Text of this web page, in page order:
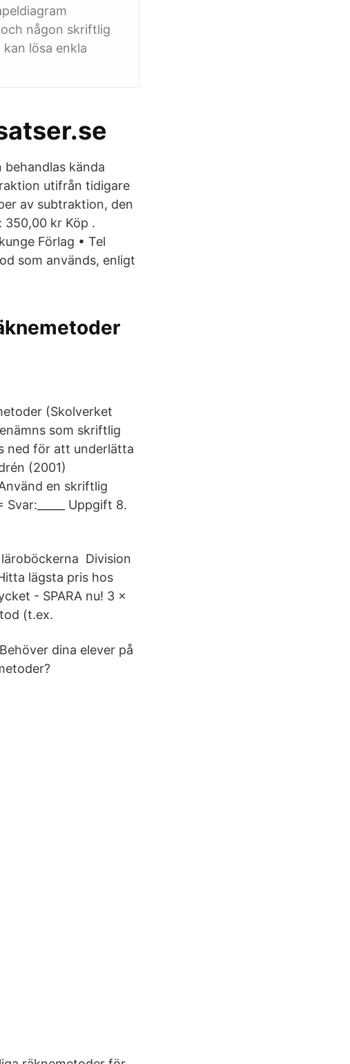
någon skriftlig
lösa enkla
kända
utifrån tidigare
av subtraktion, den
350,00 kr Köp .
Förlag • Tel
som används, enligt
(Skolverket
som skriftlig
ned för att underlätta
(2001)
en skriftlig
Uppgift 8.
Division
lägsta pris hos
- SPARA nu! 3 x
(t.ex.
dina elever på